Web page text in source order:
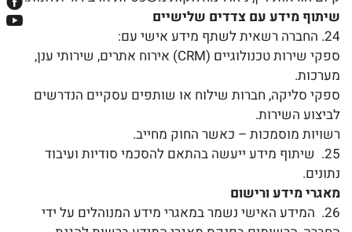
שיתוף מידע עם צדדים שלישיים
24. החברה רשאית לשתף מידע אישי עם:
ספקי שירות טכנולוגיים (CRM) אירוח אתרים, שירותי ענן,
מערכות.
ספקי סליקה, חברות שילוח או שותפים עסקיים הנדרשים
לביצוע השירות.
רשויות מוסמכות – כאשר החוק מחייב.
25. שיתוף מידע ייעשה בהתאם להסכמי סודיות ועיבוד
נתונים.
מאגרי מידע ורישום
26. המידע האישי נשמר במאגרי מידע המנוהלים על ידי